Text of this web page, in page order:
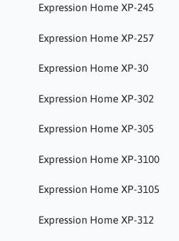
Expression Home XP-245
Expression Home XP-257
Expression Home XP-30
Expression Home XP-302
Expression Home XP-305
Expression Home XP-3100
Expression Home XP-3105
Expression Home XP-312